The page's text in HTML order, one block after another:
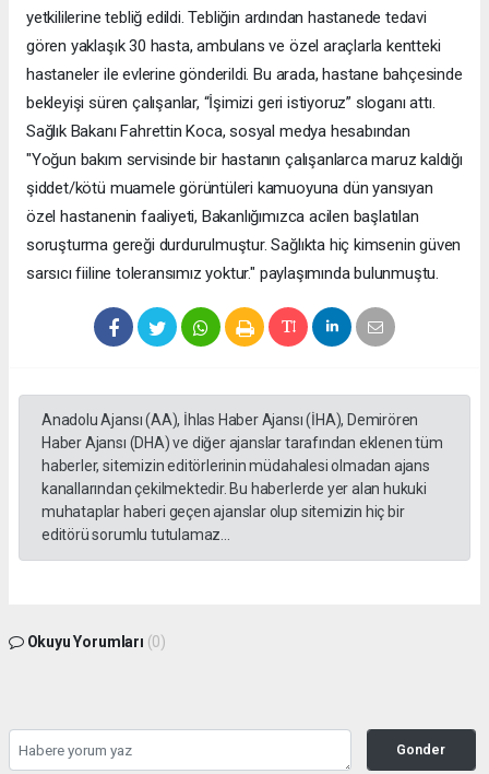
yetkililerine tebliğ edildi. Tebliğin ardından hastanede tedavi
gören yaklaşık 30 hasta, ambulans ve özel araçlarla kentteki
hastaneler ile evlerine gönderildi. Bu arada, hastane bahçesinde
bekleyişi süren çalışanlar, “İşimizi geri istiyoruz” sloganı attı.
Sağlık Bakanı Fahrettin Koca, sosyal medya hesabından
"Yoğun bakım servisinde bir hastanın çalışanlarca maruz kaldığı
şiddet/kötü muamele görüntüleri kamuoyuna dün yansıyan
özel hastanenin faaliyeti, Bakanlığımızca acilen başlatılan
soruşturma gereği durdurulmuştur. Sağlıkta hiç kimsenin güven
sarsıcı fiiline toleransımız yoktur." paylaşımında bulunmuştu.
Anadolu Ajansı (AA), İhlas Haber Ajansı (İHA), Demirören
Haber Ajansı (DHA) ve diğer ajanslar tarafından eklenen tüm
haberler, sitemizin editörlerinin müdahalesi olmadan ajans
kanallarından çekilmektedir. Bu haberlerde yer alan hukuki
muhataplar haberi geçen ajanslar olup sitemizin hiç bir
editörü sorumlu tutulamaz...
Okuyu Yorumları (0)
Gonder